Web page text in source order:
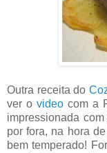
Outra receita do
ver o video com a
impressionada
por fora, na hora
bem temperado!